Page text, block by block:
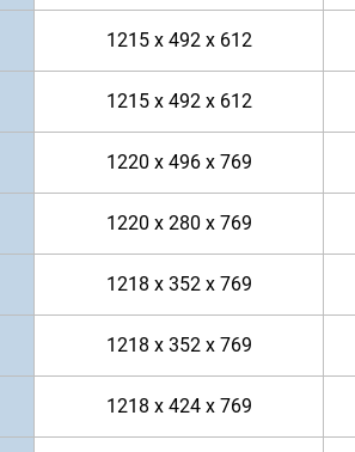
1215 x 492 x 612
1215 x 492 x 612
1220 x 496 x 769
1220 x 280 x 769
1218 x 352 x 769
1218 x 352 x 769
1218 x 424 x 769